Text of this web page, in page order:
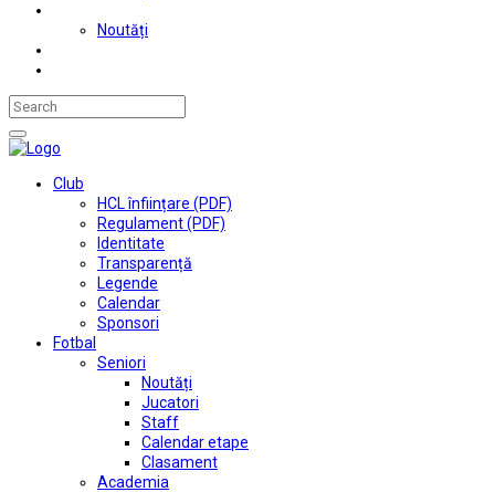
Noutăți
Club
HCL înființare (PDF)
Regulament (PDF)
Identitate
Transparență
Legende
Calendar
Sponsori
Fotbal
Seniori
Noutăți
Jucatori
Staff
Calendar etape
Clasament
Academia